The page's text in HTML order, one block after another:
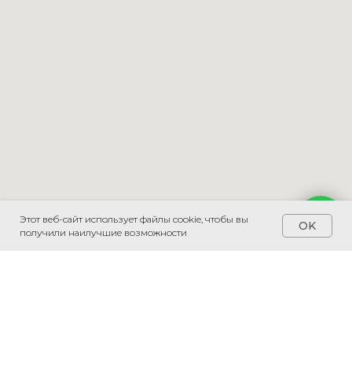
Этот веб-сайт использует файлы cookie, чтобы вы
получили наилучшие возможности
OK
Напишите мне